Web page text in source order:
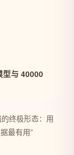
与 40000